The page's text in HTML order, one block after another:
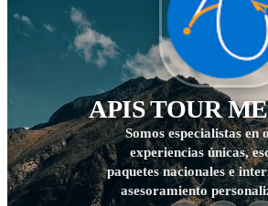
APIS TOUR
Somos especialistas en
experiencias únicas,
paquetes nacionales e
asesoramiento